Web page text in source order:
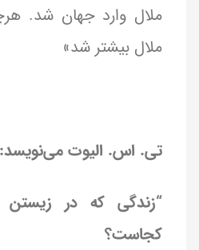
ملال وارد جهان شد.
ملال بیشتر شد»
تی. اس. الیوت می‌نویسد:
“زندگی که در
کجاست؟